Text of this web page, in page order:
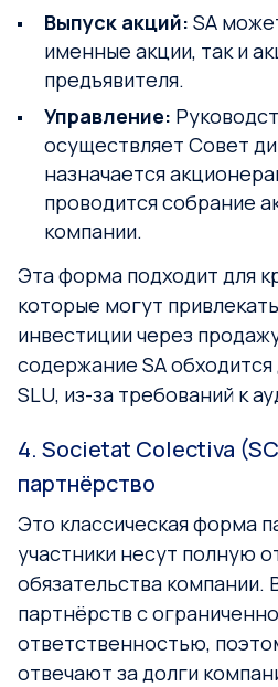
Выпуск акций: SA
именные акции, так и
предъявителя.
Управление:
осуществляет Совет
назначается
проводится собрание
компании.
Эта форма подходит для
которые могут
инвестиции через
содержание SA
SLU, из-за требований к
4. Societat Colectiva
партнёрство
Это классическая форма
участники несут полную
обязательства компании.
партнёрств с
ответственностью,
отвечают за долги